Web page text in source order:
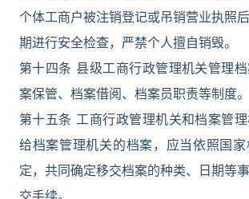
个体工商户被注销登记或吊销营业执照
期进行安全检查，严禁个人擅自销毁。
第十四条 县级工商行政管理机关管理
案保管、档案借阅、档案员职责等制度。
第十五条 工商行政管理机关和档案管
给档案管理机关的档案，应当依照国
定，共同确定移交档案的种类、日期等
交手续。